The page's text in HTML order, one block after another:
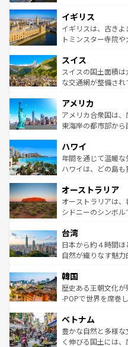
いる。シャンパンの
香り高いラベンダ
らに、パリ以外の
れる地方に足を運ぶ
きるだろ
を参照してほしい。
顔を持つこの国は、
ルリンの文化的活
してライン川沿い
は、お酒好きな人にはぜ
ドイツ情報はコンテ
イギリス
イギリスは、古き
トミンスター寺院
リアごとに異なる魅
ティー、ビール好
戦など、本場だか
ンツ一覧を参照して
スイス
スイスの国土面積
な交通網が整備さ
の建物がそのまま残
博物館もあり、アル
ことができる。国
ば市内交通費無料で観
着のスイス情報はコ
アメリカ
アメリカ合衆国は、
東海岸の都市部か
のような巨大都市は
ンメントが詰まっ
西部には大自然が
部のニューオーリン
文化が魅力。旅行者
しみながら、その
ならではの贅沢な旅のスタイルだ
情報はコンテンツ一
ハワイ
年間を通じて温暖
ハワイは、どの島
ワイ島は見逃せない
島だが、静かな自然
おすすめ。エメラ
れるおもてなしの心
人々、おいしいロ
ク、伝統的なフラ
ワイを、存分に味わってほしい。
はコンテンツ一覧を
オーストラリア
オーストラリアは、
シドニーのシンボ
リアリーフや大陸中
ク）、タスマニア
ど、見どころがた
いる。アクティビテ
ビング、ハイキン
い。オーストラリ
参照してほしい。
台湾
日本から約４時間
自然が織りなす魅
ン）、静ひつな山岳
と山間の静けさが
驚きをもたらして
容にもいいと評判の
が味わえ
照してほしい。
韓国
歴史ある王朝文化
-POPで世界を席巻
き、地方に足を延ば
できる。そして、
まで、さまざまな
ベトナム
豊かな自然と多様
く伸びる国土には